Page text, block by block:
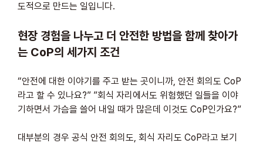
도적으로 만드는 일입니다.
현장 경험을 나누고 더 안전한 방법을 함께 찾아가
는 CoP의 세가지 조건
“안전에 대한 이야기를 주고 받는 곳이니까, 안전 회의도 CoP
라고 할 수 있나요?” ”회식 자리에서도 위험했던 일들을 이야
기하면서 가슴을 쓸어 내일 때가 많은데 이것도 CoP인가요?”
대부분의 경우 공식 안전 회의도, 회식 자리도 CoP라고 보기